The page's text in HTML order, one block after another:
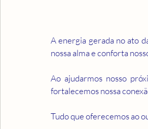
A energia gerada no ato
nossa alma e conforta
Ao ajudarmos nosso
fortalecemos nossa
Tudo que oferecemos ao